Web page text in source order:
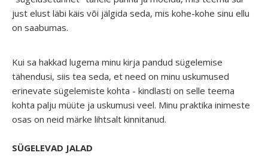
just elust läbi käis või jälgida seda, mis kohe-kohe sinu ellu
on saabumas.
Kui sa hakkad lugema minu kirja pandud sügelemise
tähendusi, siis tea seda, et need on minu uskumused
erinevate sügelemiste kohta - kindlasti on selle teema
kohta palju müüte ja uskumusi veel. Minu praktika inimeste
osas on neid märke lihtsalt kinnitanud.
SÜGELEVAD JALAD